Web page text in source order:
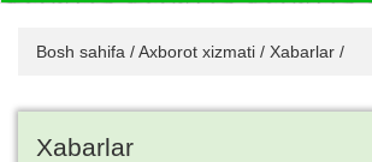
Bosh sahifa /Axborot xizmati / Xabarlar /
Xabarlar